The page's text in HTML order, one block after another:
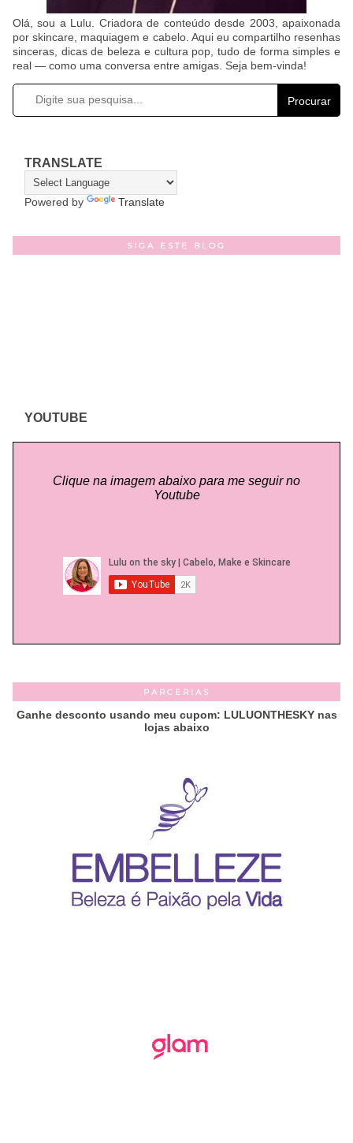
Olá, sou a Lulu. Criadora de conteúdo desde 2003, apaixonada
por skincare, maquiagem e cabelo. Aqui eu compartilho resenhas
sinceras, dicas de beleza e cultura pop, tudo de forma simples e
real — como uma conversa entre amigas. Seja bem-vinda!
Procurar
TRANSLATE
Powered by Translate
SIGA ESTE BLOG
YOUTUBE
Clique na imagem abaixo para me seguir no
Youtube
PARCERIAS
Ganhe desconto usando meu cupom: LULUONTHESKY nas
lojas abaixo